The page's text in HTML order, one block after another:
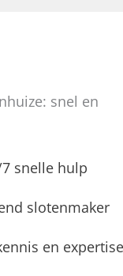
snel en
snelle hulp
slotenmaker
en expertise